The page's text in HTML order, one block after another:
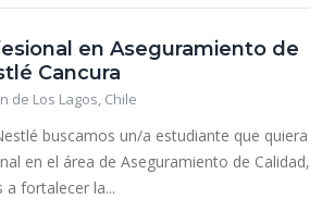
en Aseguramiento de
Cancura
de Los Lagos, Chile
buscamos un/a estudiante que quiera
en el área de Aseguramiento de Calidad,
a fortalecer la...